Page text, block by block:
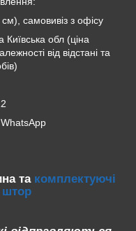
самовивіз з офісу
обл (ціна
від відстані та
та комплектуючі
штор